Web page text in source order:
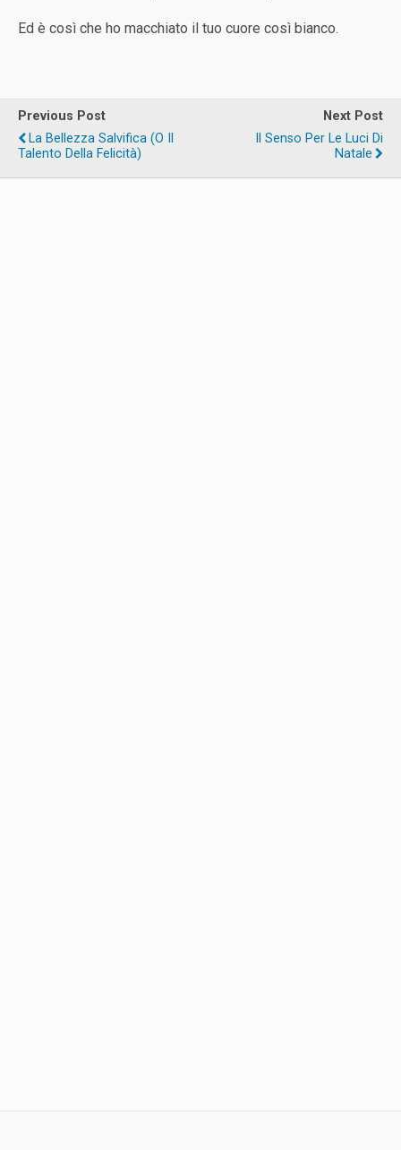
Ed è così che ho macchiato il tuo cuore così bianco.
Previous Post
La Bellezza Salvifica (o Il
Talento Della Felicità)
Next Post
Il Senso Per Le Luci Di
Natale